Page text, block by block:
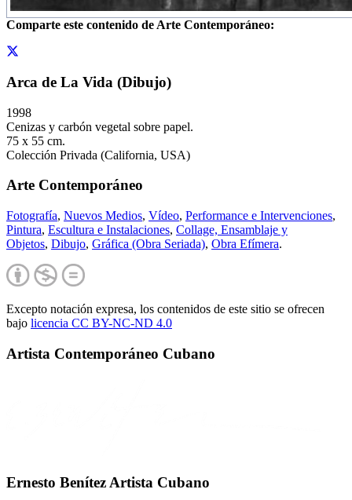
Comparte este contenido de Arte Contemporáneo:
Arca de La Vida (Dibujo)
1998
Cenizas y carbón vegetal sobre papel.
75 x 55 cm.
Colección Privada (California, USA)
Arte Contemporáneo
Fotografía, Nuevos Medios, Vídeo, Performance e Intervenciones,
Pintura, Escultura e Instalaciones, Collage, Ensamblaje y
Objetos, Dibujo, Gráfica (Obra Seriada), Obra Efímera.
Excepto notación expresa, los contenidos de este sitio se ofrecen
bajo licencia CC BY-NC-ND 4.0
Artista Contemporáneo Cubano
Ernesto Benítez Artista Cubano